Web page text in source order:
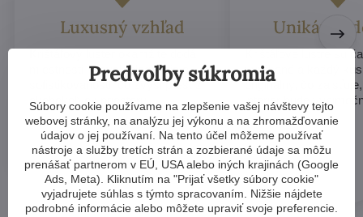
Luxusný vzhľad
miestnosti nádych elegancie a
sofistikovanosti, čo zvýši prestíž
akéhokoľvek priestoru.
Unikátny
Krištáľové lustre sú
vyrábané a každý
originálny, čo
interiér bude
Predvoľby súkromia
Súbory cookie používame na zlepšenie vašej návštevy tejto
webovej stránky, na analýzu jej výkonu a na zhromažďovanie
údajov o jej používaní. Na tento účel môžeme používať
nástroje a služby tretích strán a zozbierané údaje sa môžu
prenášať partnerom v EÚ, USA alebo iných krajinách (Google
Ads, Meta). Kliknutím na "Prijať všetky súbory cookie"
vyjadrujete súhlas s týmto spracovaním. Nižšie nájdete
podrobné informácie alebo môžete upraviť svoje preferencie.